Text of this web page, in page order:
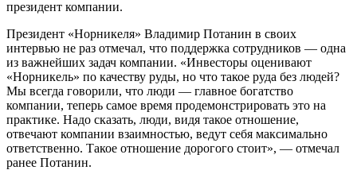
президент компании.
Президент «Норникеля» Владимир Потанин в своих
интервью не раз отмечал, что поддержка сотрудников — одна
из важнейших задач компании. «Инвесторы оценивают
«Норникель» по качеству руды, но что такое руда без людей?
Мы всегда говорили, что люди — главное богатство
компании, теперь самое время продемонстрировать это на
практике. Надо сказать, люди, видя такое отношение,
отвечают компании взаимностью, ведут себя максимально
ответственно. Такое отношение дорогого стоит», — отмечал
ранее Потанин.